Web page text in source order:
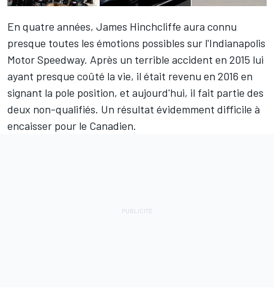
En quatre années, James Hinchcliffe aura connu
presque toutes les émotions possibles sur l'Indianapolis
Motor Speedway. Après un terrible accident en 2015 lui
ayant presque coûté la vie, il était revenu en 2016 en
signant la pole position, et aujourd'hui, il fait partie des
deux non-qualifiés. Un résultat évidemment difficile à
encaisser pour le Canadien.